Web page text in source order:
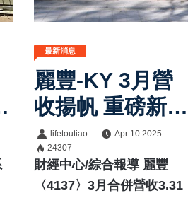
最新消息
麗豐-KY 3月營
收揚帆 重磅新品
上市 營運添翼
lifetoutiao
Apr 10 2025
24307
財經中心/綜合報導 麗豐
〈4137〉3月合併營收3.31